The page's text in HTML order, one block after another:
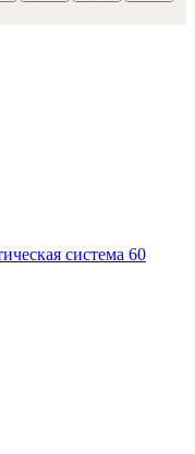
система 60